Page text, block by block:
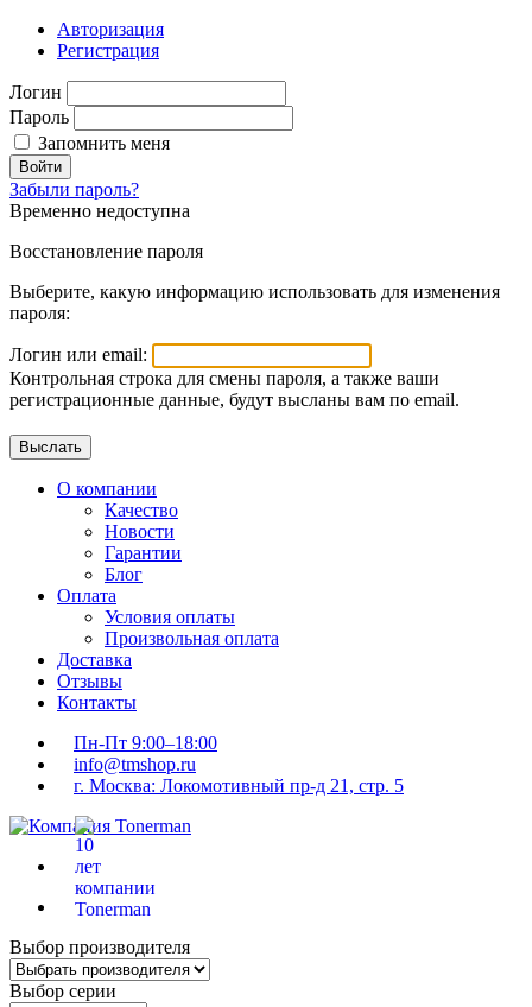
Авторизация
Регистрация
Логин
Пароль
Запомнить меня
Войти
Забыли пароль?
Временно недоступна
Восстановление пароля
Выберите, какую информацию использовать для изменения
пароля:
Логин или email:
Контрольная строка для смены пароля, а также ваши
регистрационные данные, будут высланы вам по email.
О компании
Качество
Новости
Гарантии
Блог
Оплата
Условия оплаты
Произвольная оплата
Доставка
Отзывы
Контакты
Пн-Пт 9:00–18:00
info@tmshop.ru
г. Москва: Локомотивный пр-д 21, стр. 5
Выбор производителя
Выбор серии